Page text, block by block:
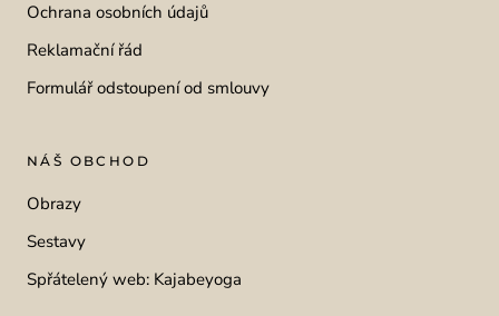
Ochrana osobních údajů
Reklamační řád
Formulář odstoupení od smlouvy
NÁŠ OBCHOD
Obrazy
Sestavy
Spřátelený web: Kajabeyoga